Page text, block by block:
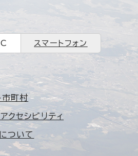
スマートフォン
市町村
クセシビリティ
ついて